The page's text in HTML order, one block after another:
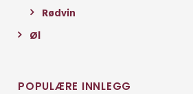
Rødvin
Øl
POPULÆRE INNLEGG